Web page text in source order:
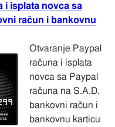
i isplata novca sa
račun i bankovnu
Otvaranje Paypal
računa i isplata
novca sa Paypal
računa na S.A.D.
bankovni račun i
bankovnu karticu